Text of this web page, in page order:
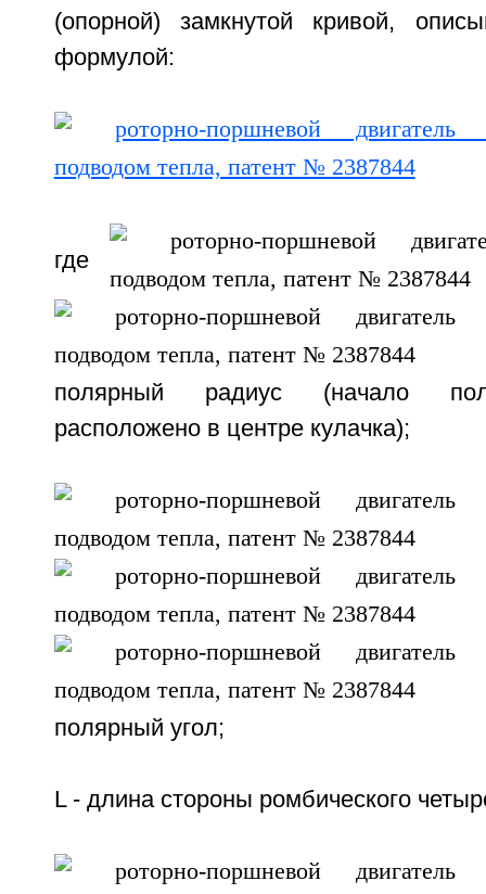
(опорной) замкнутой кривой,
формулой:
где
полярный радиус (начало
расположено в центре кулачка);
полярный угол;
L - длина стороны ромбического